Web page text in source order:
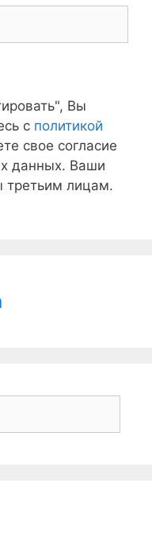
Вы
с политикой
свое согласие
данных. Ваши
третьим лицам.